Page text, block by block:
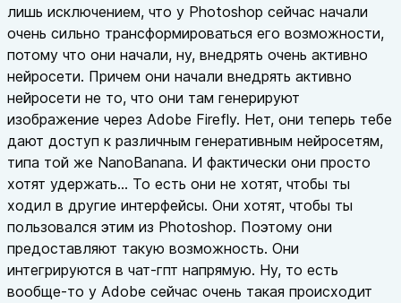
лишь исключением, что у Photoshop сейчас начали
очень сильно трансформироваться его возможности,
потому что они начали, ну, внедрять очень активно
нейросети. Причем они начали внедрять активно
нейросети не то, что они там генерируют
изображение через Adobe Firefly. Нет, они теперь тебе
дают доступ к различным генеративным нейросетям,
типа той же NanoBanana. И фактически они просто
хотят удержать... То есть они не хотят, чтобы ты
ходил в другие интерфейсы. Они хотят, чтобы ты
пользовался этим из Photoshop. Поэтому они
предоставляют такую возможность. Они
интегрируются в чат-гпт напрямую. Ну, то есть
вообще-то у Adobe сейчас очень такая происходит